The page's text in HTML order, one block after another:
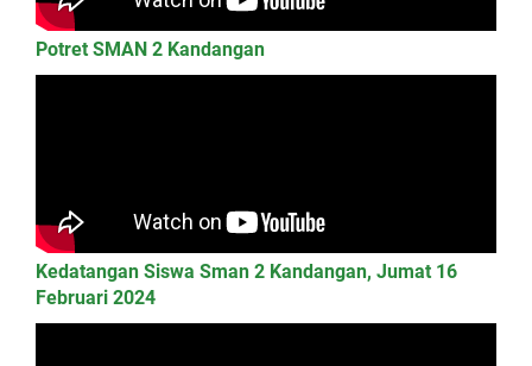
Potret SMAN 2 Kandangan
Kedatangan Siswa Sman 2 Kandangan, Jumat 16
Februari 2024